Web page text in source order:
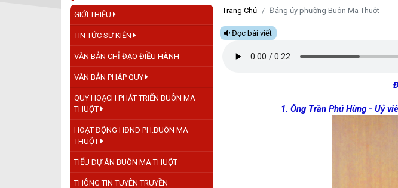
GIỚI THIỆU
TIN TỨC SỰ KIỆN
VĂN BẢN CHỈ ĐẠO ĐIỀU HÀNH
VĂN BẢN PHÁP QUY
QUY HOẠCH PHÁT TRIỂN BUÔN MA
THUỘT
HOẠT ĐỘNG HĐND PH.BUÔN MA
THUỘT
TIỂU DỰ ÁN BUÔN MA THUỘT
THÔNG TIN TUYÊN TRUYỀN
Trang Chủ Đảng ủy phường Buôn Ma Thuột
Đọc bài viết
1. Ông Trần Phú Hùng - Uỷ